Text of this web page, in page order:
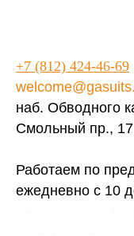
+7 (812) 424-46-69
наб. Обводного
Смольный пр.,
Работаем по
ежедневно с 10